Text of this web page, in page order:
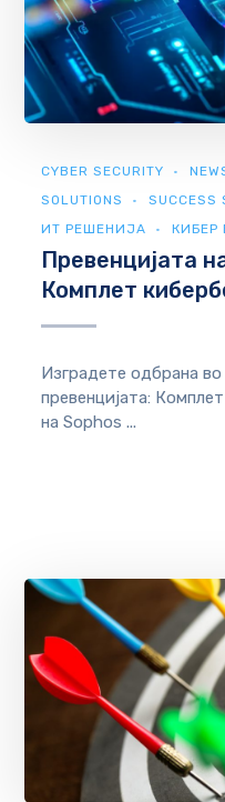
CYBER SECURITY
SOLUTIONS
SUCCESS
ИТ РЕШЕНИЈА
КИБЕР
Превенцијата
Комплет
Изградете одбрана во
превенцијата:
на Sophos ...